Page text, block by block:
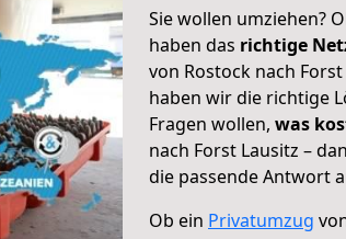
Sie wollen umziehen?
haben das richtige
von Rostock nach
haben wir die richtige
Fragen wollen, was
nach Forst Lausitz –
die passende Antwort
Ob ein Privatumzug